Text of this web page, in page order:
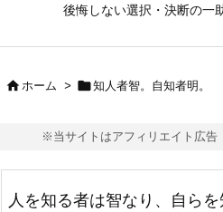
後悔しない選択・決断の一
 ホーム > 知人者智。自知者明。
※当サイトはアフィリエイト広告
人を知る者は智なり、自ら